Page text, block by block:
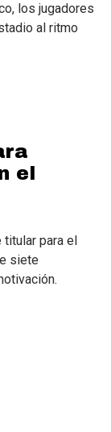
los jugadores
al ritmo
el
para el
siete